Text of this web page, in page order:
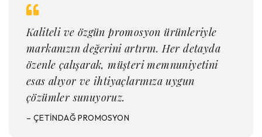
Kaliteli ve özgün promosyon ürünleriyle
markanızın değerini artırın. Her detayda
özenle çalışarak, müşteri memnuniyetini
esas alıyor ve ihtiyaçlarınıza uygun
çözümler sunuyoruz.
– ÇETİNDAĞ PROMOSYON